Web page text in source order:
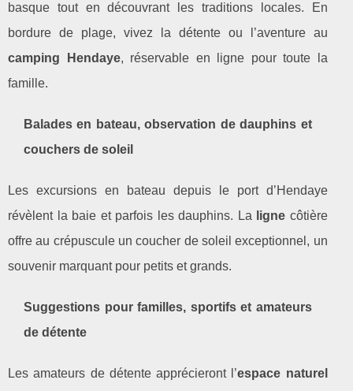
basque tout en découvrant les traditions locales. En
bordure de plage, vivez la détente ou l’aventure au
camping Hendaye, réservable en ligne pour toute la
famille.
Balades en bateau, observation de dauphins et
couchers de soleil
Les excursions en bateau depuis le port d’Hendaye
révèlent la baie et parfois les dauphins. La
ligne côtière
offre au crépuscule un coucher de soleil exceptionnel, un
souvenir marquant pour petits et grands.
Suggestions pour familles, sportifs et amateurs
de détente
Les amateurs de détente apprécieront l’espace naturel